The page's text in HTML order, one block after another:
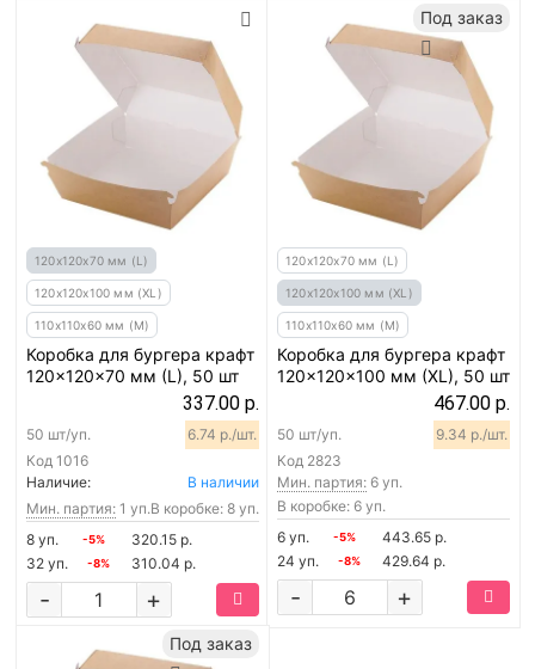
120х120х70 мм (L)
120х120х100 мм (XL)
110х110х60 мм (M)
Коробка для бургера крафт
120x120x70 мм (L), 50 шт
337.00 р.
Код 1016
50 шт/уп. 6.74 р./шт.
Наличие:
В наличии
Мин. партия: 1 уп.В коробке: 8 уп.
8 уп.
-5%
320.15 р.
32 уп.
-8% 310.04 р.
+
-
Под заказ
120х120х70 мм (L)
120х120х100 мм (XL)
110х110х60 мм (M)
Коробка для бургера крафт
120x120x100 мм (XL), 50 шт
467.00 р.
Код 2823
50 шт/уп. 9.34 р./шт.
Мин. партия: 6 уп.
В коробке: 6 уп.
6 уп.
-5%
443.65 р.
24 уп.
-8% 429.64 р.
+
-
Под заказ